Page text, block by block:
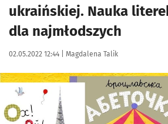
ukraińskiej. Nauka
dla najmłodszych
Data publikacji:
02.05.2022 12:44 | Autor:
Magdalena Talik
Kliknij, aby powiększyć